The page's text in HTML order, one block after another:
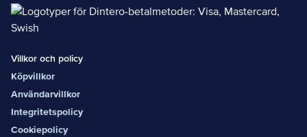
Villkor och policy
Köpvillkor
Användarvillkor
Integritetspolicy
Cookiepolicy